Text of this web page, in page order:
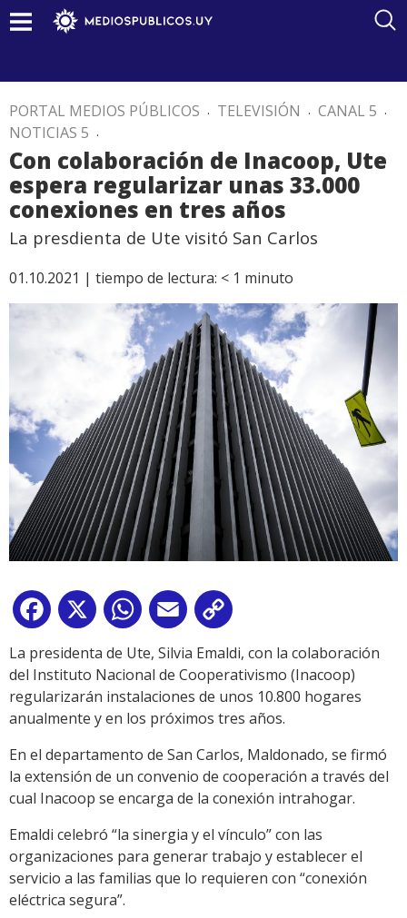
PORTAL MEDIOS PÚBLICOS . TELEVISIÓN . CANAL 5 .
NOTICIAS 5 .
Con colaboración de Inacoop, Ute
espera regularizar unas 33.000
conexiones en tres años
La presdienta de Ute visitó San Carlos
01.10.2021 | tiempo de lectura: < 1 minuto
Facebook
X WhatsApp
Email
Link
La presidenta de Ute, Silvia Emaldi, con la colaboración
del Instituto Nacional de Cooperativismo (Inacoop)
regularizarán instalaciones de unos 10.800 hogares
anualmente y en los próximos tres años.
En el departamento de San Carlos, Maldonado, se firmó
la extensión de un convenio de cooperación a través del
cual Inacoop se encarga de la conexión intrahogar.
Emaldi celebró “la sinergia y el vínculo” con las
organizaciones para generar trabajo y establecer el
servicio a las familias que lo requieren con “conexión
eléctrica segura”.